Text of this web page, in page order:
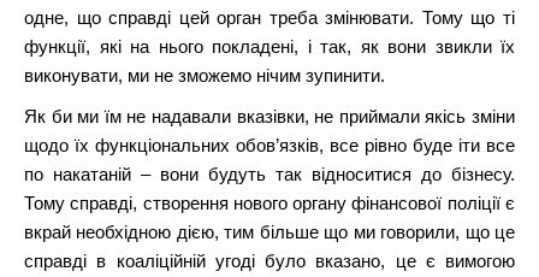
одне, що справді цей орган треба змінювати. Тому що ті
функції, які на нього покладені, і так, як вони звикли їх
виконувати, ми не зможемо нічим зупинити.
Як би ми їм не надавали вказівки, не приймали якісь зміни
щодо їх функціональних обов’язків, все рівно буде іти все
по накатаній – вони будуть так відноситися до бізнесу.
Тому справді, створення нового органу фінансової поліції є
вкрай необхідною дією, тим більше що ми говорили, що це
справді в коаліційній угоді було вказано, це є вимогою